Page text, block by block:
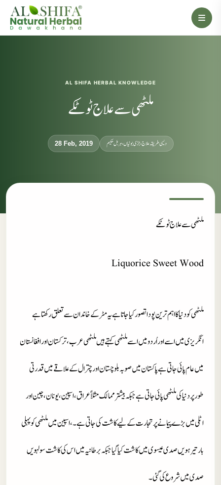
AL SHIFA HERBAL KNOWLEDGE
ملٹھی سے علاج ٹوٹکے
28 Feb, 2019 دیسی طریقہ علاج، جڑی بوٹیاں، ہربل حکیم
ملٹھی سے علاج ٹوٹکے
Liquorice Sweet Wood
ملٹھی کو دنیا کا اہم ترین پودا تصور کیاجاتاہے یہ مٹر کے خاندان سے تعلق رکھتا ہے
انگریزی میں اسے اور اُردو میں اسے ملٹھی کہتے ہیں ملٹھی عرب، ترکستان اور افغانستان
میں عام پائی جاتی ہے پاکستان میں صوبہ بلوچستان اور چترال کے علاقے میں قدرتی
طورپر دنیا کی ملٹھی پائی جاتی ہے جبکہ بیشتر ممالک مثلاً عراق، اسپین، یونان، چین اور
اٹلی میں بڑے پیمانے پر تجارت کے لیے کاشت کی جاتی ہے۔، اسپین میں ملٹھی کو پہلی
بار تیرہویں صدی عیسوی میں کاشت کیا گیا جبکہ برطانیہ میں اس کی کاشت سولہویں
صدی میں شروع کی گئی۔